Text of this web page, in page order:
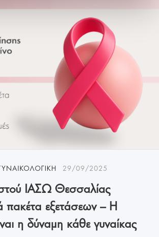
29/09/2025
ΙΑΣΩ Θεσσαλίας
πακέτα εξετάσεων – Η
η δύναμη κάθε γυναίκας